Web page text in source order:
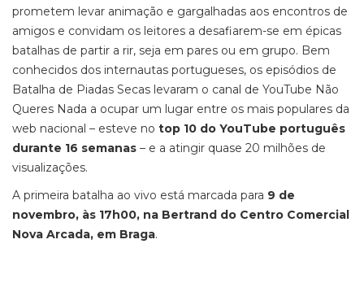
prometem levar animação e gargalhadas aos encontros de
amigos e convidam os leitores a desafiarem-se em épicas
batalhas de partir a rir, seja em pares ou em grupo. Bem
conhecidos dos internautas portugueses, os episódios de
Batalha de Piadas Secas levaram o canal de YouTube Não
Queres Nada a ocupar um lugar entre os mais populares da
web nacional – esteve no top 10 do YouTube português
durante 16 semanas – e a atingir quase 20 milhões de
visualizações.
A primeira batalha ao vivo está marcada para 9 de
novembro, às 17h00, na Bertrand do Centro Comercial
Nova Arcada, em Braga.